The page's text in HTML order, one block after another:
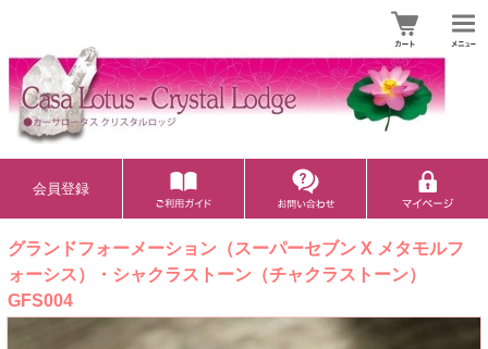
会員登録
グランドフォーメーション（スーパーセブン X メタモルフ
ォーシス）・シャクラストーン（チャクラストーン）
GFS004